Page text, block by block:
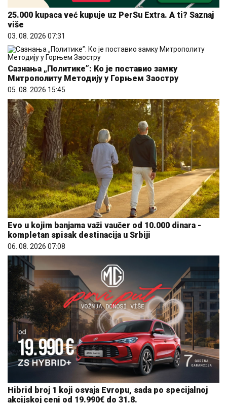
25.000 kupaca već kupuje uz PerSu Extra. A ti? Saznaj
više
03. 08. 2026 07:31
Сазнања „Политике”: Ко је поставио замку
Митрополиту Методију у Горњем Заостру
05. 08. 2026 15:45
Evo u kojim banjama važi vaučer od 10.000 dinara -
kompletan spisak destinacija u Srbiji
06. 08. 2026 07:08
Hibrid broj 1 koji osvaja Evropu, sada po specijalnoj
akcijskoj ceni od 19.990€ do 31.8.